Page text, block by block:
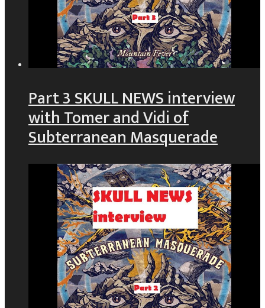
Part 3 SKULL NEWS interview
with Tomer and Vidi of
Subterranean Masquerade